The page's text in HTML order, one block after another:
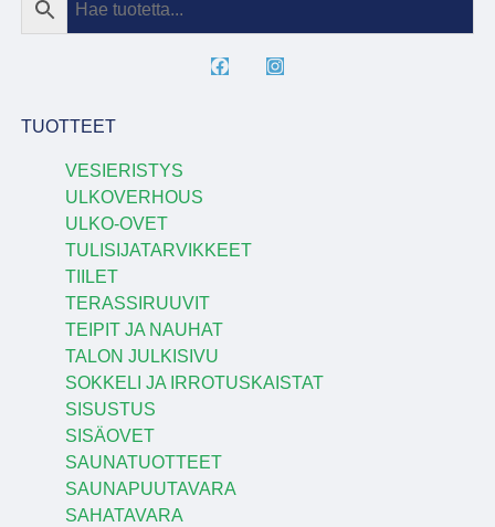
TUOTTEET
VESIERISTYS
ULKOVERHOUS
ULKO-OVET
TULISIJATARVIKKEET
TIILET
TERASSIRUUVIT
TEIPIT JA NAUHAT
TALON JULKISIVU
SOKKELI JA IRROTUSKAISTAT
SISUSTUS
SISÄOVET
SAUNATUOTTEET
SAUNAPUUTAVARA
SAHATAVARA